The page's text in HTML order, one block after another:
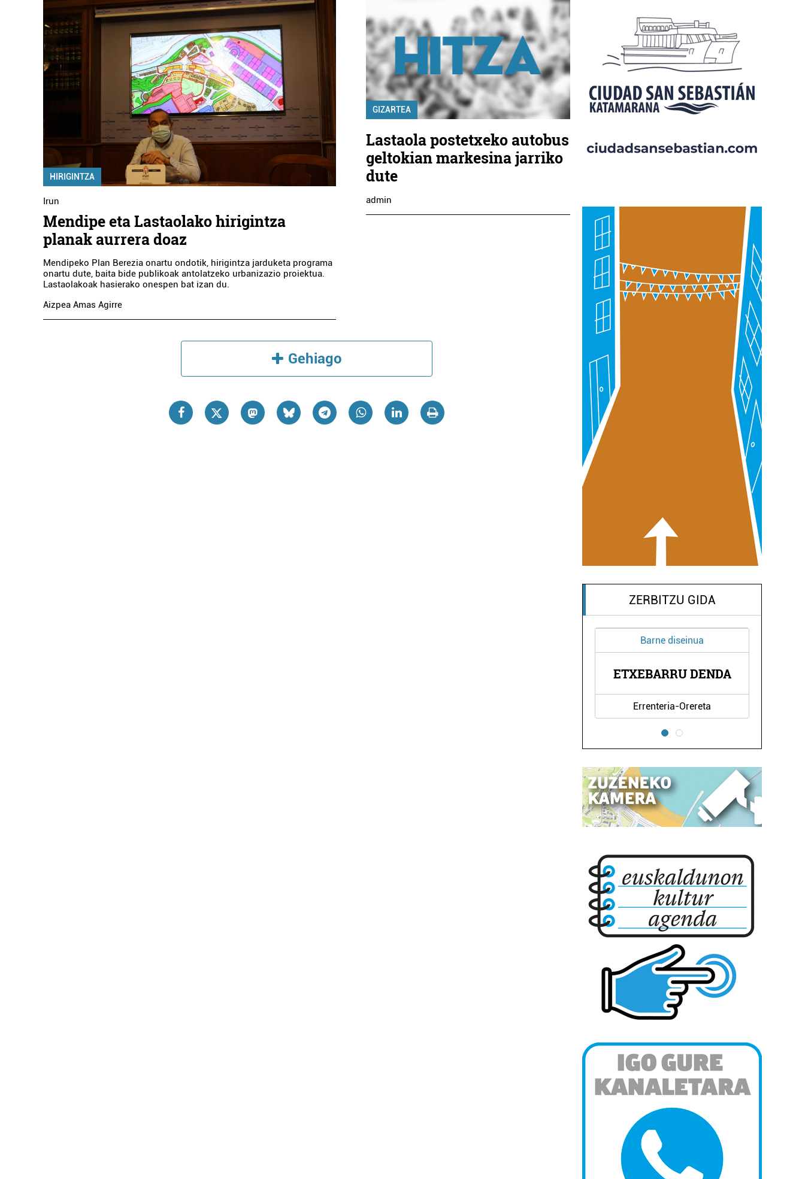
HIRIGINTZA
Irun
Mendipe eta Lastaolako hirigintza
planak aurrera doaz
Mendipeko Plan Berezia onartu ondotik, hirigintza jarduketa programa
onartu dute, baita bide publikoak antolatzeko urbanizazio proiektua.
Lastaolakoak hasierako onespen bat izan du.
Aizpea Amas Agirre
GIZARTEA
Lastaola postetxeko autobus
geltokian markesina jarriko
dute
admin
Gehiago
ZERBITZU GIDA
Barne diseinua
AMETS SUKALDEAK
Lezo